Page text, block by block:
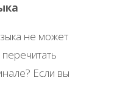
не может
Если вы